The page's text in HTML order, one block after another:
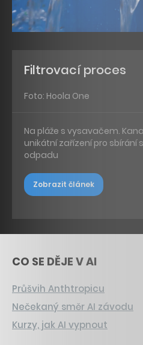
Filtrovací proces
Foto: Hoola One
Na pláže s vysavačem.
unikátní zařízení pro sbírání
odpadu
Zobrazit článek
CO SE DĚJE V AI
Průšvih Anthtropicu
Nečekaný směr AI závodu
Kurzy, jak AI vypnout